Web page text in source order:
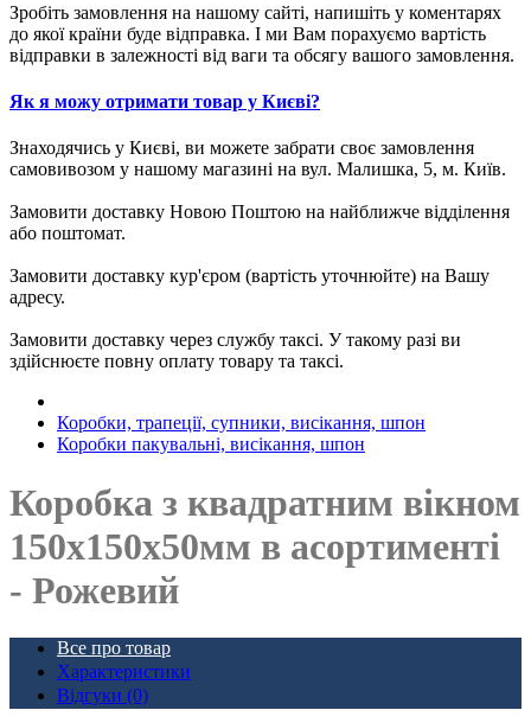
Зробіть замовлення на нашому сайті, напишіть у коментарях
до якої країни буде відправка. І ми Вам порахуємо вартість
відправки в залежності від ваги та обсягу вашого замовлення.
Як я можу отримати товар у Києві?
Знаходячись у Києві, ви можете забрати своє замовлення
самовивозом у нашому магазині на вул. Малишка, 5, м. Київ.
Замовити доставку Новою Поштою на найближче відділення
або поштомат.
Замовити доставку кур'єром (вартість уточнюйте) на Вашу
адресу.
Замовити доставку через службу таксі. У такому разі ви
здійснюєте повну оплату товару та таксі.
Коробки, трапеції, супники, висікання, шпон
Коробки пакувальні, висікання, шпон
Коробка з квадратним вікном
150х150х50мм в асортименті
- Рожевий
Все про товар
Характеристики
Відгуки (0)